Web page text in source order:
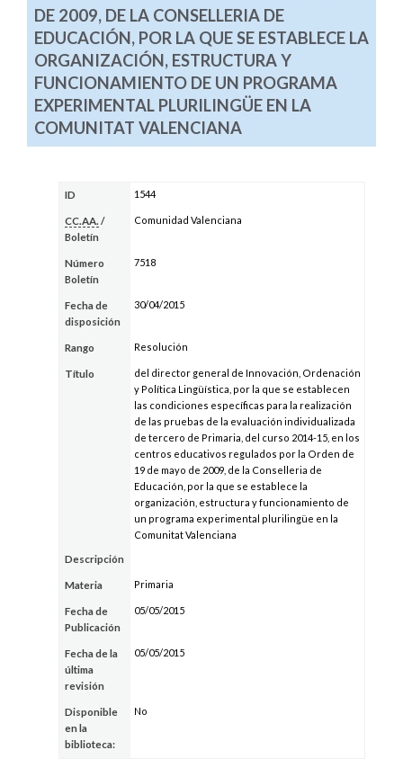
DE 2009, DE LA CONSELLERIA DE
EDUCACIÓN, POR LA QUE SE ESTABLECE LA
ORGANIZACIÓN, ESTRUCTURA Y
FUNCIONAMIENTO DE UN PROGRAMA
EXPERIMENTAL PLURILINGÜE EN LA
COMUNITAT VALENCIANA
ID 1544
CC.AA. /
Boletín
Comunidad Valenciana
Número
Boletín
7518
Fecha de
disposición
30/04/2015
Rango Resolución
Título
del director general de Innovación, Ordenación
y Política Lingüística, por la que se establecen
las condiciones específicas para la realización
de las pruebas de la evaluación individualizada
de tercero de Primaria, del curso 2014-15, en los
centros educativos regulados por la Orden de
19 de mayo de 2009, de la Conselleria de
Educación, por la que se establece la
organización, estructura y funcionamiento de
un programa experimental plurilingüe en la
Comunitat Valenciana
Descripción
Materia Primaria
Fecha de
Publicación
05/05/2015
Fecha de la
última
revisión
05/05/2015
Disponible
en la
biblioteca:
No